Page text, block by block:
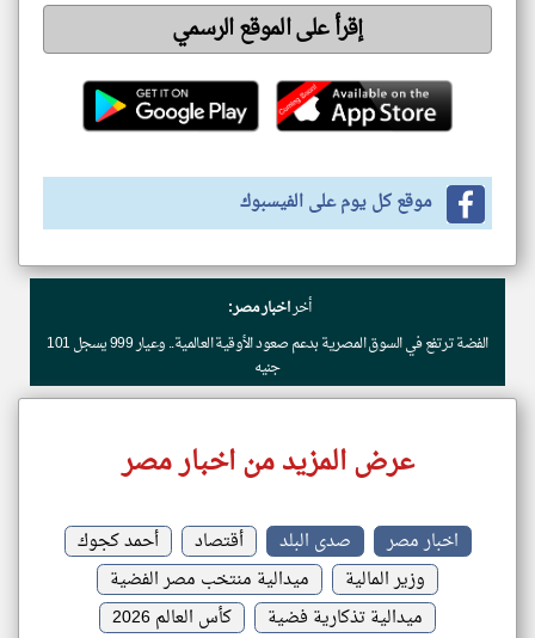
إقرأ على الموقع الرسمي
موقع كل يوم على الفيسبوك
أخراخبار مصر:
الفضة ترتفع في السوق المصرية بدعم صعود الأوقية العالمية.. وعيار 999 يسجل 101
جنيه
عرض المزيد من اخبار مصر
اخبار مصر صدى البلد أقتصاد
أحمد كجوك
وزير المالية
ميدالية منتخب مصر الفضية
ميدالية تذكارية فضية
كأس العالم 2026